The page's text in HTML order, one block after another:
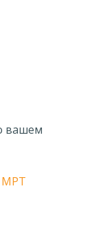
вашем
МРТ